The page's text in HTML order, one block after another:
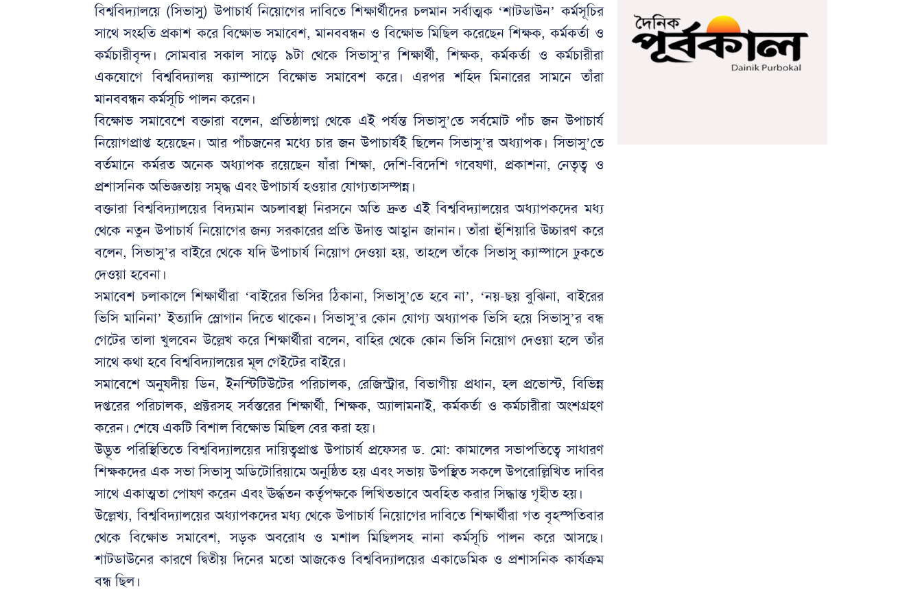
বিশ্ববিদ্যালয়ে (সিভাসু) উপাচার্য নিয়োগের দাবিতে শিক্ষার্থীদের চলমান সর্বাত্মক ‘শাটডাউন’ কর্মসূচির
সাথে সংহতি প্রকাশ করে বিক্ষোভ সমাবেশ, মানববন্ধন ও বিক্ষোভ মিছিল করেছেন শিক্ষক, কর্মকর্তা ও
কর্মচারীবৃন্দ। সোমবার সকাল সাড়ে ৯টা থেকে সিভাসু’র শিক্ষার্থী, শিক্ষক, কর্মকর্তা ও কর্মচারীরা
একযোগে বিশ্ববিদ্যালয় ক্যাম্পাসে বিক্ষোভ সমাবেশ করে। এরপর শহিদ মিনারের সামনে তাঁরা
মানববন্ধন কর্মসূচি পালন করেন।
বিক্ষোভ সমাবেশে বক্তারা বলেন, প্রতিষ্ঠালগ্ন থেকে এই পর্যন্ত সিভাসু’তে সর্বমোট পাঁচ জন উপাচার্য
নিয়োগপ্রাপ্ত হয়েছেন। আর পাঁচজনের মধ্যে চার জন উপাচার্যই ছিলেন সিভাসু’র অধ্যাপক। সিভাসু’তে
বর্তমানে কর্মরত অনেক অধ্যাপক রয়েছেন যাঁরা শিক্ষা, দেশি-বিদেশি গবেষণা, প্রকাশনা, নেতৃত্ব ও
প্রশাসনিক অভিজ্ঞতায় সমৃদ্ধ এবং উপাচার্য হওয়ার যোগ্যতাসম্পন্ন।
বক্তারা বিশ্ববিদ্যালয়ের বিদ্যমান অচলাবস্থা নিরসনে অতি দ্রুত এই বিশ্ববিদ্যালয়ের অধ্যাপকদের মধ্য
থেকে নতুন উপাচার্য নিয়োগের জন্য সরকারের প্রতি উদাত্ত আহ্বান জানান। তাঁরা হুঁশিয়ারি উচ্চারণ করে
বলেন, সিভাসু’র বাইরে থেকে যদি উপাচার্য নিয়োগ দেওয়া হয়, তাহলে তাঁকে সিভাসু ক্যাম্পাসে ঢুকতে
দেওয়া হবেনা।
সমাবেশ চলাকালে শিক্ষার্থীরা ‘বাইরের ভিসির ঠিকানা, সিভাসু’তে হবে না’, ‘নয়-ছয় বুঝিনা, বাইরের
ভিসি মানিনা’ ইত্যাদি স্লোগান দিতে থাকেন। সিভাসু’র কোন যোগ্য অধ্যাপক ভিসি হয়ে সিভাসু’র বন্ধ
গেটের তালা খুলবেন উল্লেখ করে শিক্ষার্থীরা বলেন, বাহির থেকে কোন ভিসি নিয়োগ দেওয়া হলে তাঁর
সাথে কথা হবে বিশ্ববিদ্যালয়ের মূল গেইটের বাইরে।
সমাবেশে অনুষদীয় ডিন, ইনস্টিটিউটের পরিচালক, রেজিস্ট্রার, বিভাগীয় প্রধান, হল প্রভোস্ট, বিভিন্ন
দপ্তরের পরিচালক, প্রক্টরসহ সর্বস্তরের শিক্ষার্থী, শিক্ষক, অ্যালামনাই, কর্মকর্তা ও কর্মচারীরা অংশগ্রহণ
করেন। শেষে একটি বিশাল বিক্ষোভ মিছিল বের করা হয়।
উদ্ভূত পরিস্থিতিতে বিশ্ববিদ্যালয়ের দায়িত্বপ্রাপ্ত উপাচার্য প্রফেসর ড. মো: কামালের সভাপতিত্বে সাধারণ
শিক্ষকদের এক সভা সিভাসু অডিটোরিয়ামে অনুষ্ঠিত হয় এবং সভায় উপস্থিত সকলে উপরোল্লিখিত দাবির
সাথে একাত্মতা পোষণ করেন এবং ঊর্দ্ধতন কর্তৃপক্ষকে লিখিতভাবে অবহিত করার সিদ্ধান্ত গৃহীত হয়।
উল্লেখ্য, বিশ্ববিদ্যালয়ের অধ্যাপকদের মধ্য থেকে উপাচার্য নিয়োগের দাবিতে শিক্ষার্থীরা গত বৃহস্পতিবার
থেকে বিক্ষোভ সমাবেশ, সড়ক অবরোধ ও মশাল মিছিলসহ নানা কর্মসূচি পালন করে আসছে।
শাটডাউনের কারণে দ্বিতীয় দিনের মতো আজকেও বিশ্ববিদ্যালয়ের একাডেমিক ও প্রশাসনিক কার্যক্রম
বন্ধ ছিল।